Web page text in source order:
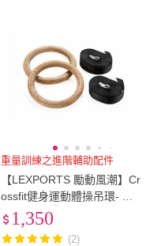
重量訓練之進階輔助配件
【LEXPORTS 勵動風潮】Cr
ossfit健身運動體操吊環- 力
量黑/刻度、原木色/素色(體
1,350
(2)